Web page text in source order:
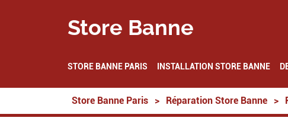
Store Banne
STORE BANNE PARIS INSTALLATION STORE BANNE
Store Banne Paris > Réparation Store Banne >